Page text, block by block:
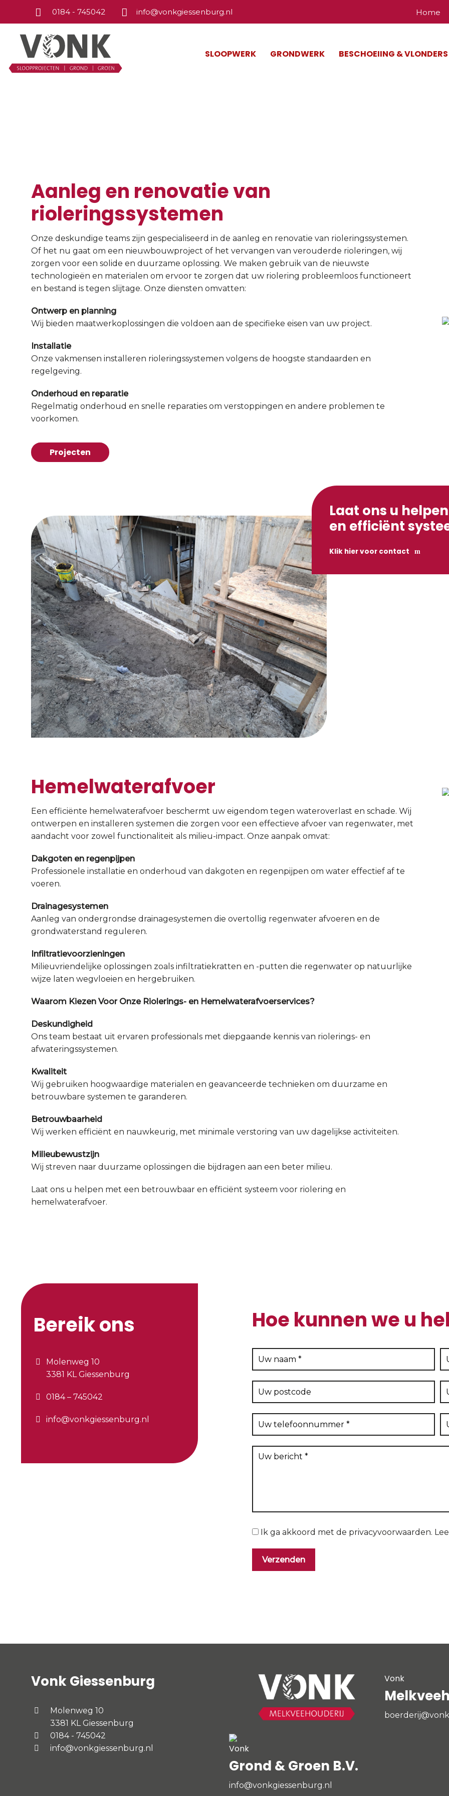
0184 - 745042 info@vonkgiessenburg.nl Home
SLOOPWERK GRONDWERK BESCHOEIING & VLONDERS
Aanleg en renovatie van
rioleringssystemen
Onze deskundige teams zijn gespecialiseerd in de aanleg en renovatie van rioleringssystemen.
Of het nu gaat om een nieuwbouwproject of het vervangen van verouderde rioleringen, wij
zorgen voor een solide en duurzame oplossing. We maken gebruik van de nieuwste
technologieën en materialen om ervoor te zorgen dat uw riolering probleemloos functioneert
en bestand is tegen slijtage. Onze diensten omvatten:
Ontwerp en planning
Wij bieden maatwerkoplossingen die voldoen aan de specifieke eisen van uw project.
Installatie
Onze vakmensen installeren rioleringssystemen volgens de hoogste standaarden en
regelgeving.
Onderhoud en reparatie
Regelmatig onderhoud en snelle reparaties om verstoppingen en andere problemen te
voorkomen.
Projecten
Laat ons u
en efficiënt
Klik hier voor contact
Hemelwaterafvoer
Een efficiënte hemelwaterafvoer beschermt uw eigendom tegen wateroverlast en schade. Wij
ontwerpen en installeren systemen die zorgen voor een effectieve afvoer van regenwater, met
aandacht voor zowel functionaliteit als milieu-impact. Onze aanpak omvat:
Dakgoten en regenpijpen
Professionele installatie en onderhoud van dakgoten en regenpijpen om water effectief af te
voeren.
Drainagesystemen
Aanleg van ondergrondse drainagesystemen die overtollig regenwater afvoeren en de
grondwaterstand reguleren.
Infiltratievoorzieningen
Milieuvriendelijke oplossingen zoals infiltratiekratten en -putten die regenwater op natuurlijke
wijze laten wegvloeien en hergebruiken.
Waarom Kiezen Voor Onze Riolerings- en Hemelwaterafvoerservices?
Deskundigheid
Ons team bestaat uit ervaren professionals met diepgaande kennis van riolerings- en
afwateringssystemen.
Kwaliteit
Wij gebruiken hoogwaardige materialen en geavanceerde technieken om duurzame en
betrouwbare systemen te garanderen.
Betrouwbaarheid
Wij werken efficiënt en nauwkeurig, met minimale verstoring van uw dagelijkse activiteiten.
Milieubewustzijn
Wij streven naar duurzame oplossingen die bijdragen aan een beter milieu.
Laat ons u helpen met een betrouwbaar en efficiënt systeem voor riolering en
hemelwaterafvoer.
Bereik ons
Molenweg 10
3381 KL Giessenburg
0184 – 745042
info@vonkgiessenburg.nl
Hoe kunnen we u
Ik ga akkoord met de privacyvoorwaarden.
Vonk Giessenburg
Molenweg 10
3381 KL Giessenburg
0184 - 745042
info@vonkgiessenburg.nl
Vonk
Vonk
Grond & Groen B.V.
info@vonkgiessenburg.nl